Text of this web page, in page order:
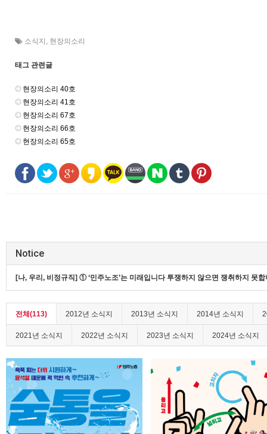
소식지 현장의소리
태그 관련글
현장의소리 40호
현장의소리 41호
현장의소리 67호
현장의소리 66호
현장의소리 65호
Notice
[나, 우리, 비정규직] ① ‘민주노조’는 미래입니다 투쟁하지 않으면 쟁취하지 못합
전체(113) 2012년 소식지 2013년 소식지 2014년 소식지
2021년 소식지 2022년 소식지 2023년 소식지 2024년 소식지